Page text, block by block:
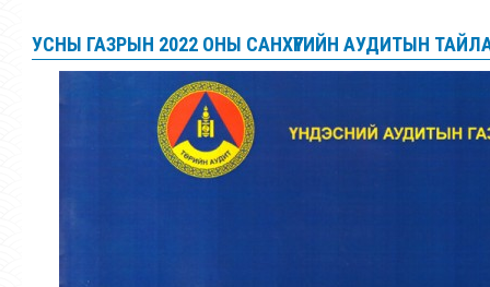
УСНЫ ГАЗРЫН 2022 ОНЫ САНХҮҮГИЙН АУДИТЫН